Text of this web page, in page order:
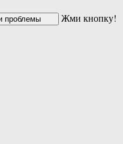
Жми кнопку!